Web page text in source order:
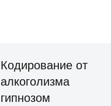
Кодирование от
алкоголизма
гипнозом